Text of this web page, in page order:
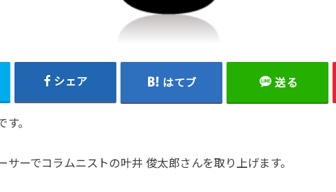
シェア はてブ 送る
。
サーでコラムニストの叶井 俊太郎さんを取り上げます。